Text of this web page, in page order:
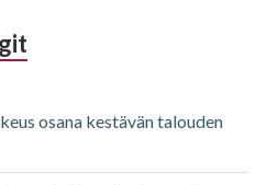
osana kestävän talouden